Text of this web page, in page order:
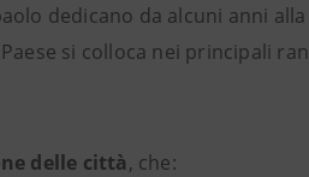
dedicano da alcuni anni
si colloca nei principali
delle città, che: